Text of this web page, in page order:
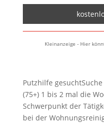
Kleinanzeige - Hier
Putzhilfe
(75+) 1 bis 2 mal die
Schwerpunkt der
bei der